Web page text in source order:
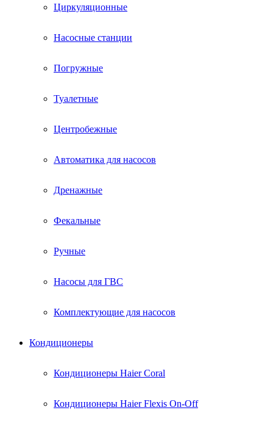
Циркуляционные
Насосные станции
Погружные
Туалетные
Центробежные
Автоматика для насосов
Дренажные
Фекальные
Ручные
Насосы для ГВС
Комплектующие для насосов
Кондиционеры
Кондиционеры Haier Coral
Кондиционеры Haier Flexis On-Off